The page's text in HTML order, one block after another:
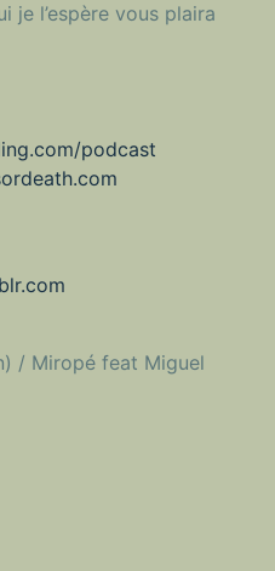
je l’espère vous plaira
podcast
/ Miropé feat Miguel